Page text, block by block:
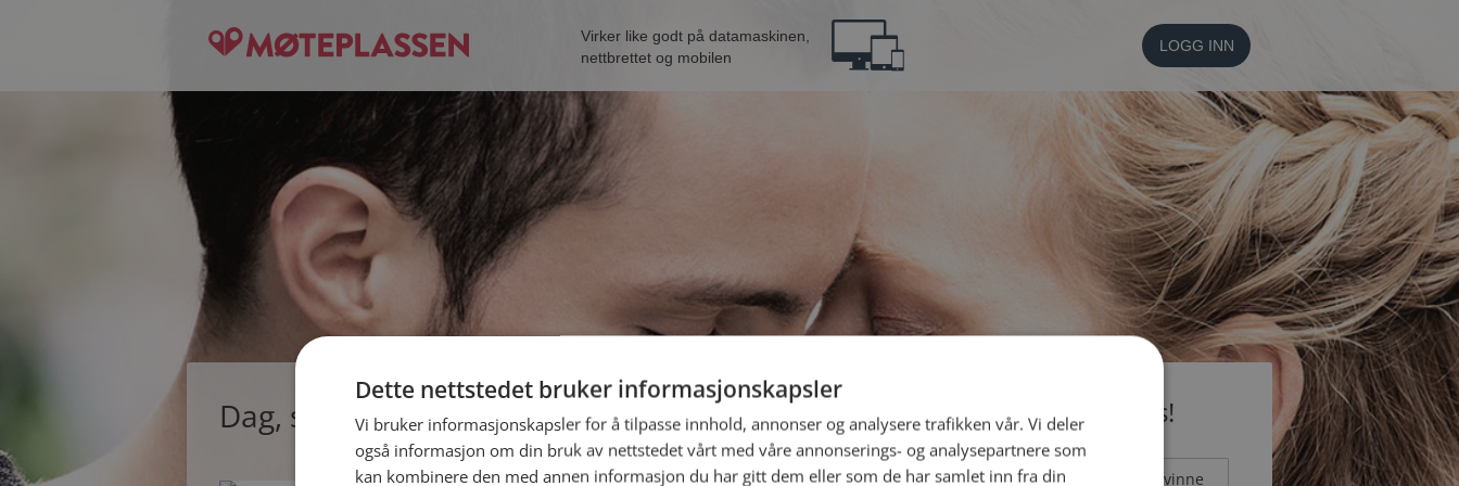
Virker like godt på datamaskinen,
nettbrettet og mobilen
LOGG INN
Dag, single mann fra Åsnes Bli medlem gratis!
Jeg er en: Mann Kvinne
Dette nettstedet bruker informasjonskapsler
Vi bruker informasjonskapsler for å tilpasse innhold, annonser og analysere trafikken vår. Vi deler
også informasjon om din bruk av nettstedet vårt med våre annonserings- og analysepartnere som
kan kombinere den med annen informasjon du har gitt dem eller som de har samlet inn fra din